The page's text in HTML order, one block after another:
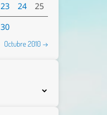
23 24
25
30
Octubre 2010 →